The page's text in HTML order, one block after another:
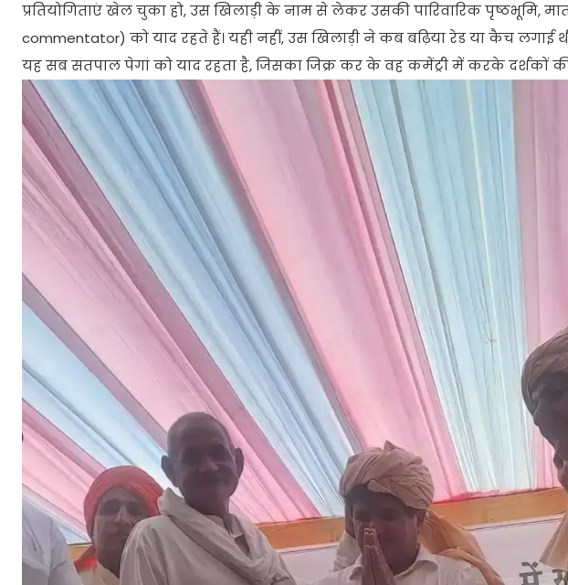
प्रतियोगिताएं खेल चुका हो, उस खिलाड़ी के नाम से लेकर उसकी पारिवारिक पृष्ठभूमि,
commentator) को याद रहते हैं। यही नहीं, उस खिलाड़ी ने कब बढ़िया रेड या कैच लगाई
यह सब सतपाल पेगां को याद रहता है, जिसका जिक्र कर के वह कमेंट्री में करके दर्शकों